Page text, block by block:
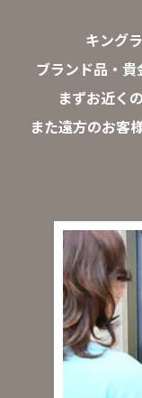
キング
ブランド品・貴
まずお近く
また遠方のお客